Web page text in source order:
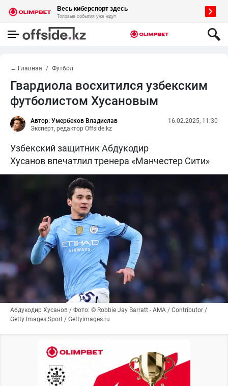
← Главная Футбол
Гвардиола восхитился узбекским
футболистом Хусановым
Автор: Умербеков Владислав
Эксперт, редактор Offside.kz
16.02.2025, 11:30
Узбекский защитник Абдукодир
Хусанов впечатлил тренера «Манчестер Сити»
Абдукодир Хусанов / Фото: © Robbie Jay Barratt - AMA / Contributor /
Getty Images Sport / Gettyimages.ru